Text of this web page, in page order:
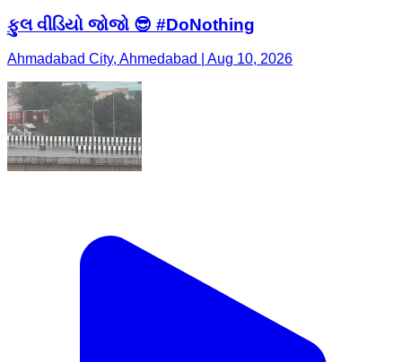
ફુલ વીડિયો જોજો 😎 #DoNothing
Ahmadabad City, Ahmedabad | Aug 10, 2026